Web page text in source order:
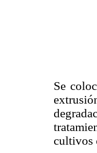
Se
cultivos